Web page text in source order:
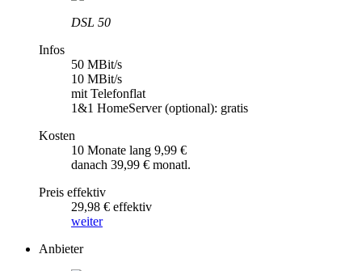
DSL 50
Infos
50 MBit/s
10 MBit/s
mit Telefonflat
1&1 HomeServer (optional): gratis
Kosten
10 Monate lang 9,99 €
danach 39,99 € monatl.
Preis effektiv
29,98 € effektiv
weiter
Anbieter